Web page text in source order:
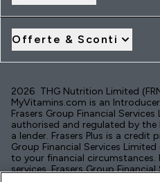
Offerte & Sconti
2026 THG Nutrition Limited
MyVitamins.com is an
Frasers Group Financial
authorised and regulated by
a lender. Frasers Plus is a credit
Group Financial Services
to your financial circumstances.
services, Frasers Group